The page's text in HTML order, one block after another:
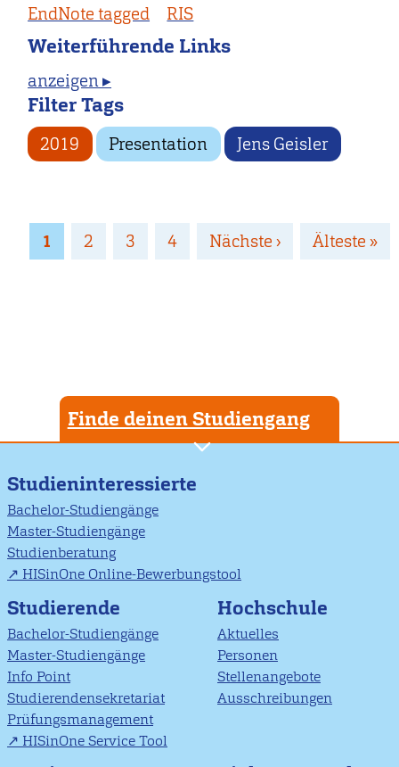
EndNote tagged
RIS
Weiterführende Links
anzeigen ▸
Filter Tags
2019 Presentation Jens Geisler
Seitennummerierung
Page
1 Page
2 Page
3 Page
4
Nächste
Nächste ›
Letzte
Älteste »
Finde deinen Studiengang
Studieninteressierte
Bachelor-Studiengänge
Master-Studiengänge
Studienberatung
HISinOne Online-Bewerbungstool
Studierende
Bachelor-Studiengänge
Master-Studiengänge
Info Point
Studierendensekretariat
Prüfungsmanagement
HISinOne Service Tool
Hochschule
Aktuelles
Personen
Stellenangebote
Ausschreibungen